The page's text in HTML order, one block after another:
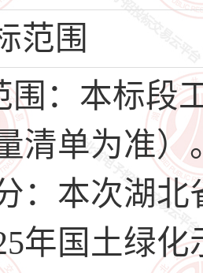
范围
围：本标段
清单为准）
：本次湖
年国土绿